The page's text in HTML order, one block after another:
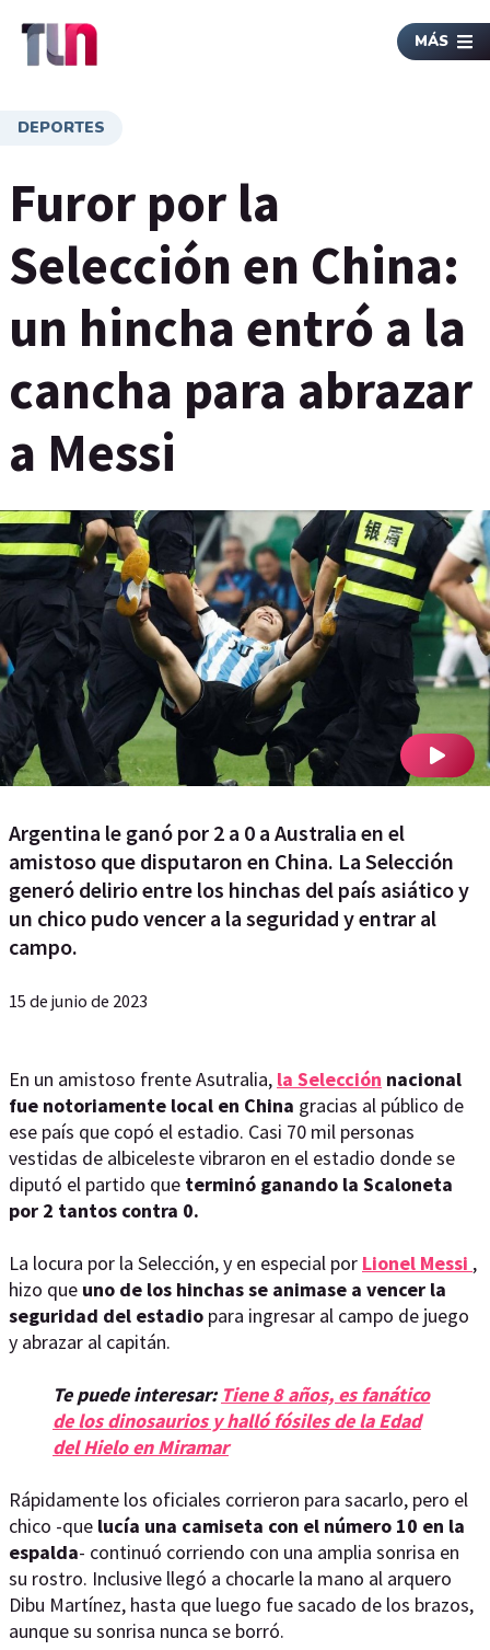
MÁS
DEPORTES
Furor por la
Selección en China:
un hincha entró a la
cancha para abrazar
a Messi
Argentina le ganó por 2 a 0 a Australia en el
amistoso que disputaron en China. La Selección
generó delirio entre los hinchas del país asiático y
un chico pudo vencer a la seguridad y entrar al
campo.
15 de junio de 2023
En un amistoso frente Asutralia, la Selección nacional
fue notoriamente local en China gracias al público de
ese país que copó el estadio. Casi 70 mil personas
vestidas de albiceleste vibraron en el estadio donde se
diputó el partido que terminó ganando la Scaloneta
por 2 tantos contra 0.
La locura por la Selección, y en especial por Lionel Messi ,
hizo que uno de los hinchas se animase a vencer la
seguridad del estadio para ingresar al campo de juego
y abrazar al capitán.
Te puede interesar: Tiene 8 años, es fanático
de los dinosaurios y halló fósiles de la Edad
del Hielo en Miramar
Rápidamente los oficiales corrieron para sacarlo, pero el
chico -que lucía una camiseta con el número 10 en la
espalda- continuó corriendo con una amplia sonrisa en
su rostro. Inclusive llegó a chocarle la mano al arquero
Dibu Martínez, hasta que luego fue sacado de los brazos,
aunque su sonrisa nunca se borró.